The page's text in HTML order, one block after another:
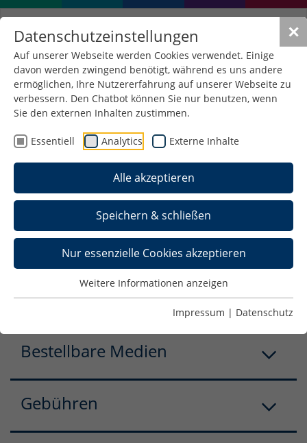
✕
Datenschutzeinstellungen
Auf unserer Webseite werden Cookies verwendet. Einige
davon werden zwingend benötigt, während es uns andere
ermöglichen, Ihre Nutzererfahrung auf unserer Webseite zu
verbessern. Den Chatbot können Sie nur benutzen, wenn
Sie den externen Inhalten zustimmen.
Essentiell Analytics Externe Inhalte
Alle akzeptieren
Speichern & schließen
Nur essenzielle Cookies akzeptieren
Weitere Informationen anzeigen
Impressum | Datenschutz
Fernleihe und
Dokumentlieferdienste
Fernleihe
Medien, die in der Cellarius-
Hochschulbibliothek nicht vorhanden sind,
können gegen eine Gebühr
Benutzungsordnung
) bei anderen
Bibliotheken bestellt werden.
Bestellbare Medien
Gebühren